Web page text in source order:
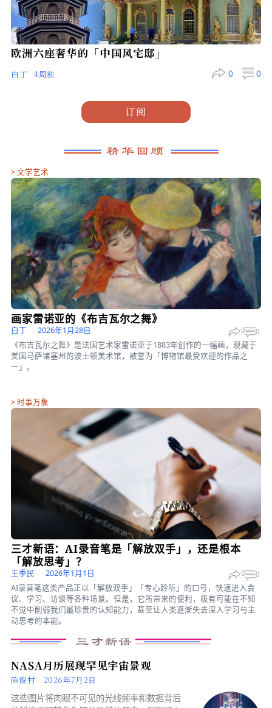
史海鈎沉|世界史话
白丁 4周前 0
订阅
精华回顾
>文学艺术
画家雷诺亚的《布吉瓦尔之舞》
2026年1月28日
《布吉瓦尔之舞》是法国艺术家雷诺亚于1883年创作的一幅画，现
美国马萨诸塞州的波士顿美术馆，被誉为「博物馆最受欢迎的作品
>时事万象